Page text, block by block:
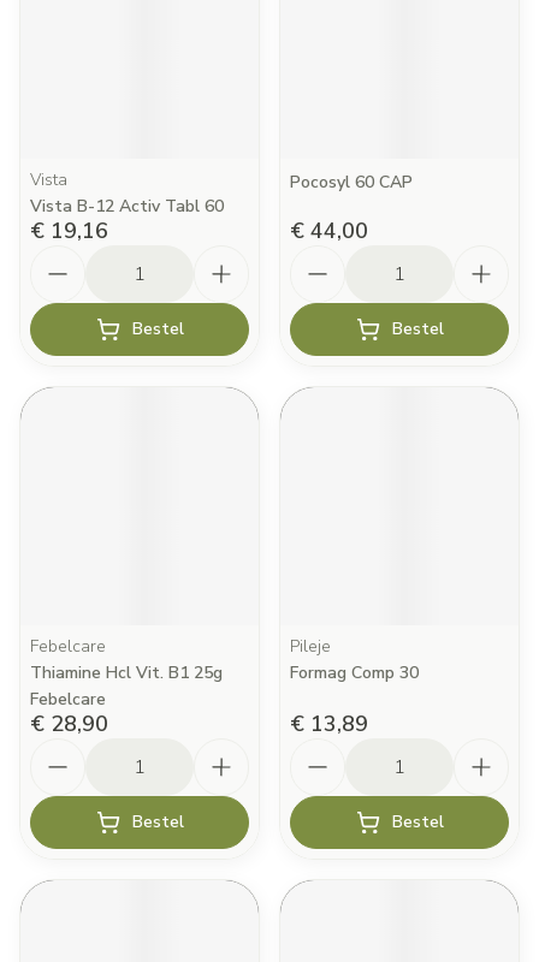
Vista
Vista B-12 Activ Tabl 60
€ 19,16
Bestel
Pocosyl 60 CAP
€ 44,00
Bestel
Febelcare
Thiamine Hcl Vit. B1 25g
Febelcare
€ 28,90
Bestel
Pileje
Formag Comp 30
€ 13,89
Bestel